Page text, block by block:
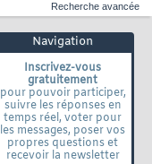
Navigation
Inscrivez-vous
gratuitement
pour pouvoir participer,
suivre les réponses en
temps réel, voter pour
les messages, poser vos
propres questions et
recevoir la newsletter
Recherche avancée